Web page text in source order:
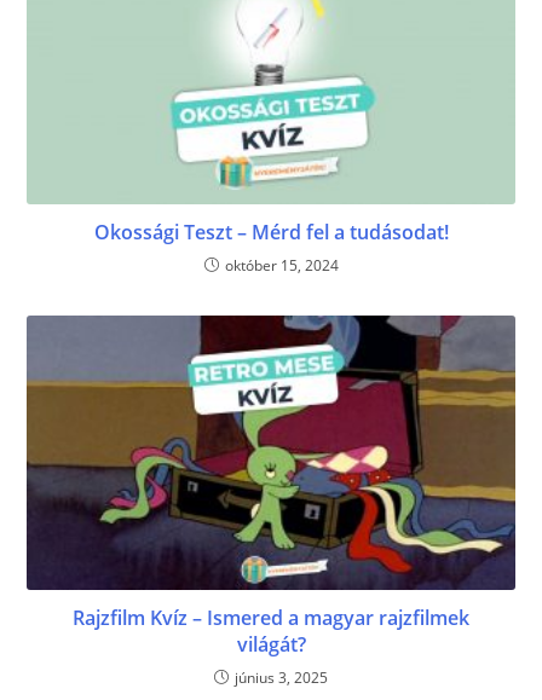
Okossági Teszt – Mérd fel a tudásodat!
október 15, 2024
Rajzfilm Kvíz – Ismered a magyar rajzfilmek
világát?
június 3, 2025